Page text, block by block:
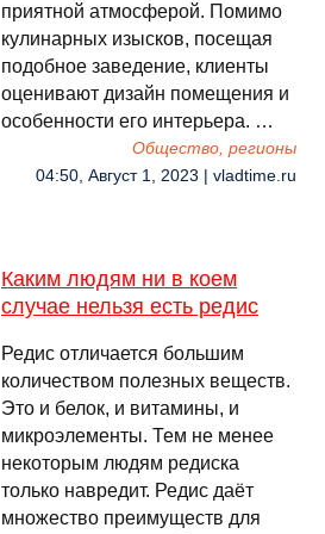
приятной атмосферой. Помимо
кулинарных изысков, посещая
подобное заведение, клиенты
оценивают дизайн помещения и
особенности его интерьера. …
Общество, регионы
04:50, Август 1, 2023 | vladtime.ru
Каким людям ни в коем
случае нельзя есть редис
Редис отличается большим
количеством полезных веществ.
Это и белок, и витамины, и
микроэлементы. Тем не менее
некоторым людям редиска
только навредит. Редис даёт
множество преимуществ для